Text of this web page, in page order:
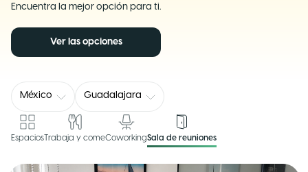
Encuentra la mejor opción para ti.
Ver las opciones
México Guadalajara
EspaciosTrabaja y comeCoworkingSala de reuniones